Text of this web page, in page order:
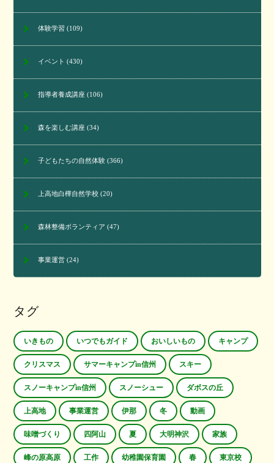
体験学習 (109)
イベント (430)
指導者養成講座(106)
森を楽しむ講座(34)
子どもたちの自然体験(366)
上高地白樺自然学校(20)
森林整備ボランティア (47)
事業運営(24)
タグ
いきもの いつでもガイド おいしいもの キャンプ
クリスマス サマーキャンプin信州 スキー
スノーキャンプin信州 スノーシュー ダボスの丘
上高地 事業運営 伊那 冬 動画
味噌づくり 四阿山 夏 大明神沢 家族
峰の原高原 工作 幼稚園保育園 春 東京校